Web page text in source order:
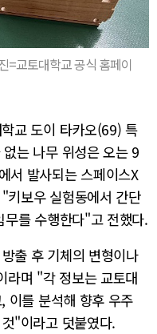
=교토대학교 공식 홈페이
교 도이 타카오(69) 특
는 나무 위성은 오는 9
서 발사되는 스페이스X
키보우 실험동에서 간단
를 수행한다"고 전했다.
출 후 기체의 변형이나
라며 "각 정보는 교토대
이를 분석해 향후 우주
"이라고 덧붙였다.